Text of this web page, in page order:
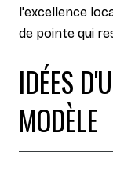
l'excellence
de pointe qui
IDÉES
MODÈLE